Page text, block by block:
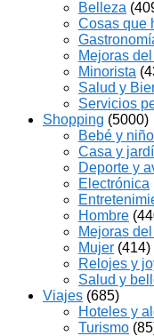
Belleza
Cosas que
Mejoras
Minorista
Salud y
Servicios
Shopping (5000)
Bebé y
Casa y
Deporte y
Electrónica
Hombre
Mejoras
Mujer (414)
Relojes y
Salud y
Viajes (685)
Hoteles y
Turismo